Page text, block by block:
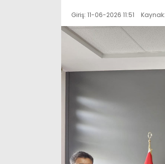
Giriş: 11-06-2026 11:51